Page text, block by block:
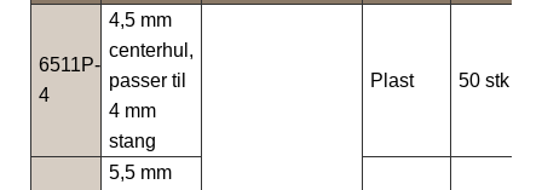
6511P-
4
4,5 mm
centerhul,
passer til
4 mm
stang
Plast 50 stk
5,5 mm